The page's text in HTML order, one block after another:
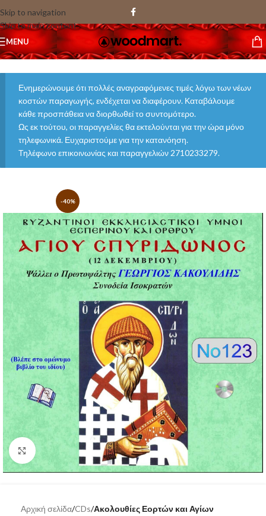
Skip to navigation
Skip to main content
MENU
Ενημερώνουμε ότι πολλές αναγραφόμενες τιμές λόγω των νέων
κοστών παραγωγής, ενδέχεται να διαφέρουν. Καταβάλουμε
κάθε προσπάθεια να διορθωθεί το συντομότερο.
Ως εκ τούτου, οι παραγγελίες θα εκτελούνται για την ώρα μόνο
τηλεφωνικά. Ευχαριστούμε για την κατανόηση.
Τηλέφωνο επικοινωνίας και παραγγελιών 2710233279.
-40%
Click to enlarge
Αρχική σελίδα CDs Ακολουθίες Εορτών και Αγίων